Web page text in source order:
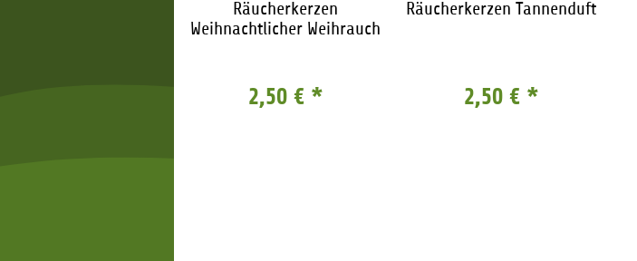
Räucherkerzen
Weihnachtlicher Weihrauch
2,50 € *
Räucherkerzen Tannenduft
2,50 € *